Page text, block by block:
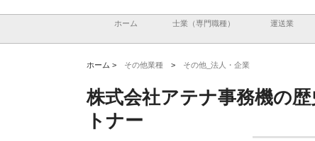
ホーム 士業（専門職種） 運送業
ホーム > その他業種 > その他_法人・企業
株式会社アテナ事務機の
トナー